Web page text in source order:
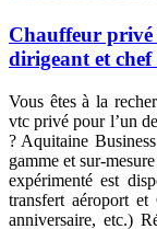
Chauffeur
dirigeant et
Vous êtes à la
vtc privé pour l’un
? Aquitaine
gamme et sur-
expérimenté est
transfert aéroport et
anniversaire, etc.)